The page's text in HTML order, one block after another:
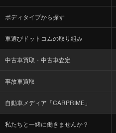
ボディタイプから探す
車選びドットコムの取り組み
中古車買取・中古車査定
事故車買取
自動車メディア「CARPRIME」
私たちと一緒に働きませんか？